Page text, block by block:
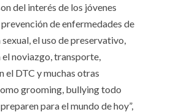
del interés de los jóvenes
de enfermedades de
el uso de preservativo,
el noviazgo, transporte,
el DTC y muchas otras
grooming, bullying todo
para el mundo de hoy”,